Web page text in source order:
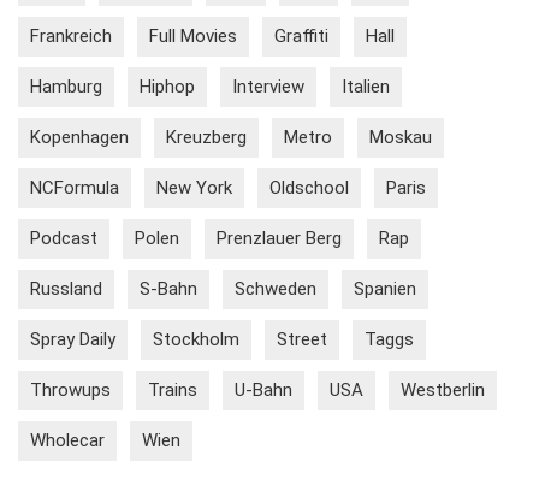
Frankreich Full Movies Graffiti Hall
Hamburg Hiphop Interview Italien
Kopenhagen Kreuzberg Metro Moskau
NCFormula New York Oldschool Paris
Podcast Polen Prenzlauer Berg Rap
Russland S-Bahn Schweden Spanien
Spray Daily Stockholm Street Taggs
Throwups Trains U-Bahn USA Westberlin
Wholecar Wien